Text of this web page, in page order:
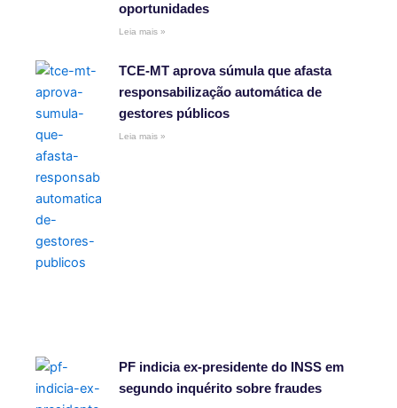
oportunidades
Leia mais »
TCE-MT aprova súmula que afasta
responsabilização automática de
gestores públicos
Leia mais »
PF indicia ex-presidente do INSS em
segundo inquérito sobre fraudes